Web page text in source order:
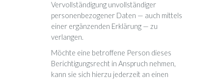
Vervollständigung unvollständiger
personenbezogener Daten — auch mittels
einer ergänzenden Erklärung — zu
verlangen.
Möchte eine betroffene Person dieses
Berichtigungsrecht in Anspruch nehmen,
kann sie sich hierzu jederzeit an einen